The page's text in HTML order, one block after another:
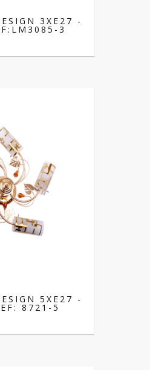
3XE27 -
3
5XE27 -
8721-5